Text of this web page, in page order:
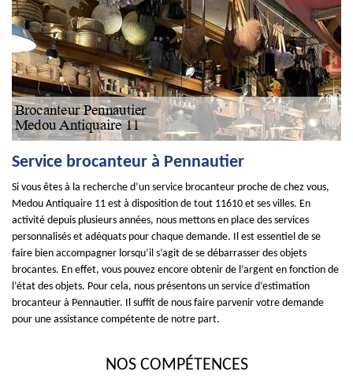
Service brocanteur à Pennautier
Si vous êtes à la recherche d’un service brocanteur proche de chez vous,
Medou Antiquaire 11 est à disposition de tout 11610 et ses villes. En
activité depuis plusieurs années, nous mettons en place des services
personnalisés et adéquats pour chaque demande. Il est essentiel de se
faire bien accompagner lorsqu’il s’agit de se débarrasser des objets
brocantes. En effet, vous pouvez encore obtenir de l’argent en fonction de
l’état des objets. Pour cela, nous présentons un service d’estimation
brocanteur à Pennautier. Il suffit de nous faire parvenir votre demande
pour une assistance compétente de notre part.
NOS COMPÉTENCES